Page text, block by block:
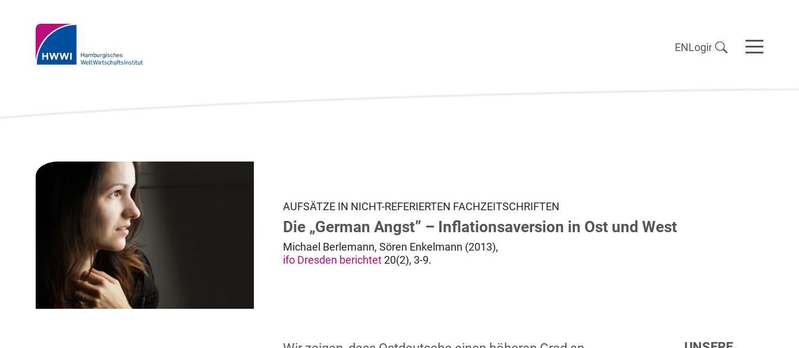
ENLogin
AUFSÄTZE IN NICHT-REFERIERTEN FACHZEITSCHRIFTEN
Die „German Angst” – Inflationsaversion in Ost und West
Michael Berlemann, Sören Enkelmann (2013),
ifo Dresden berichtet20(2), 3-9.